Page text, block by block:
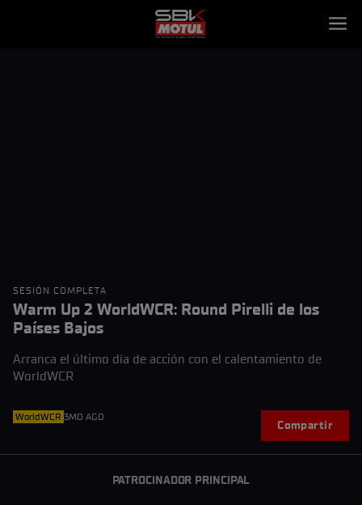
SESIÓN COMPLETA
Warm Up 2 WorldWCR: Round Pirelli de los
Países Bajos
Arranca el último día de acción con el calentamiento de
WorldWCR
WorldWCR 3MO AGO
Compartir
PATROCINADOR PRINCIPAL